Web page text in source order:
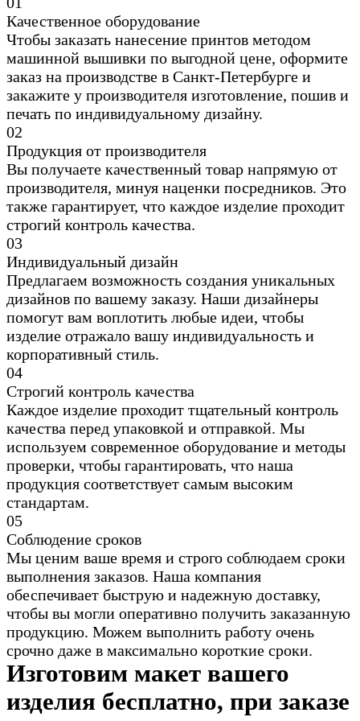
Качественное оборудование
Чтобы заказать нанесение принтов методом
машинной вышивки по выгодной цене, оформите
заказ на производстве в Санкт-Петербурге и
закажите у производителя изготовление, пошив и
печать по индивидуальному дизайну.
02
Продукция от производителя
Вы получаете качественный товар напрямую от
производителя, минуя наценки посредников. Это
также гарантирует, что каждое изделие проходит
строгий контроль качества.
03
Индивидуальный дизайн
Предлагаем возможность создания уникальных
дизайнов по вашему заказу. Наши дизайнеры
помогут вам воплотить любые идеи, чтобы
изделие отражало вашу индивидуальность и
корпоративный стиль.
04
Строгий контроль качества
Каждое изделие проходит тщательный контроль
качества перед упаковкой и отправкой. Мы
используем современное оборудование и методы
проверки, чтобы гарантировать, что наша
продукция соответствует самым высоким
стандартам.
05
Соблюдение сроков
Мы ценим ваше время и строго соблюдаем сроки
выполнения заказов. Наша компания
обеспечивает быструю и надежную доставку,
чтобы вы могли оперативно получить заказанную
продукцию. Можем выполнить работу очень
срочно даже в максимально короткие сроки.
Изготовим макет вашего
изделия бесплатно, при заказе